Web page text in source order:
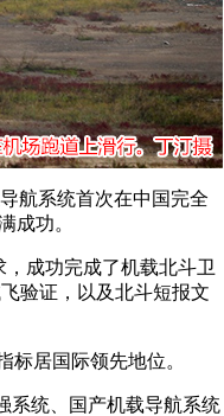
航系统首次在中国完全
成功。
成功完成了机载北斗卫
验证，以及北斗短报文
居国际领先地位。
系统、国产机载导航系统